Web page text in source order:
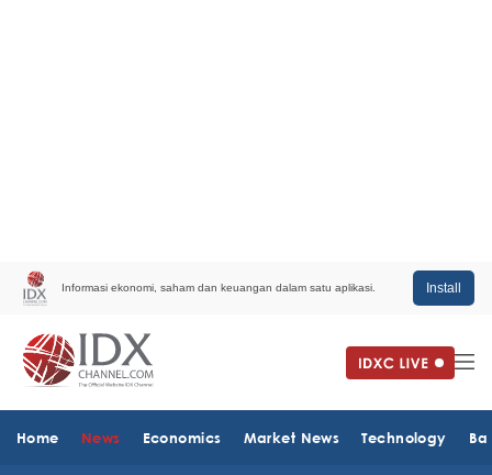
Informasi ekonomi, saham dan keuangan dalam satu aplikasi. Install
Home News Economics Market News Technology